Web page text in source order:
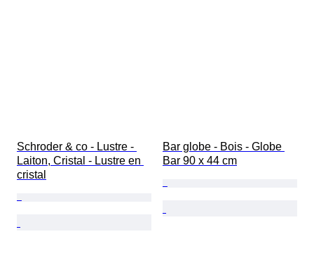
Schroder & co - Lustre -
Laiton, Cristal - Lustre en
cristal
Bar globe - Bois - Globe
Bar 90 x 44 cm